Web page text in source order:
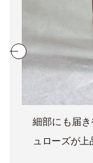
細部にも届
ュローズが上